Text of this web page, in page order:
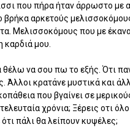
που πήρα ήταν άρρωστο
βρήκα αρκετούς
Μελισσοκόμους που με
μου.
θέλω να σου πω το εξής. Ότι
Άλλοι κρατάνε μυστικά και
που βγαίνει σε
χρόνια; Ξέρεις οτι
πάλι θα λείπουν κυψέλες;